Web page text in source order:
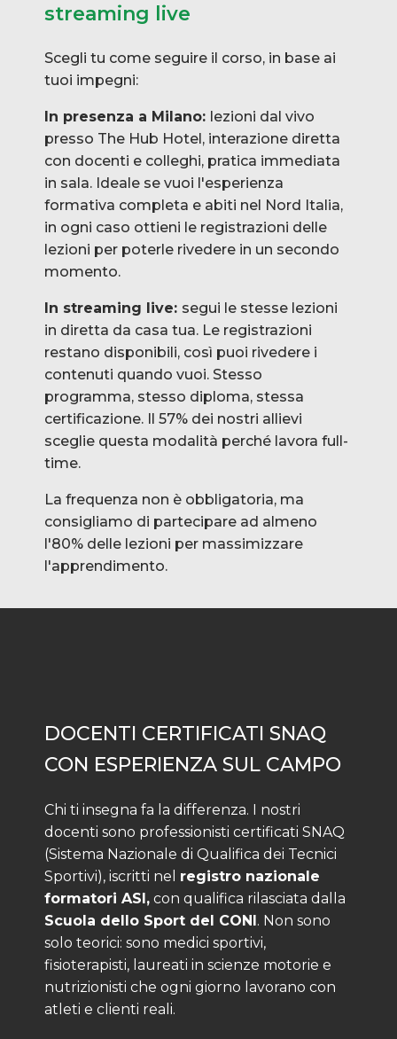
streaming live
Scegli tu come seguire il corso, in base ai
tuoi impegni:
In presenza a Milano: lezioni dal vivo
presso The Hub Hotel, interazione diretta
con docenti e colleghi, pratica immediata
in sala. Ideale se vuoi l'esperienza
formativa completa e abiti nel Nord Italia,
in ogni caso ottieni le registrazioni delle
lezioni per poterle rivedere in un secondo
momento.
In streaming live: segui le stesse lezioni
in diretta da casa tua. Le registrazioni
restano disponibili, così puoi rivedere i
contenuti quando vuoi. Stesso
programma, stesso diploma, stessa
certificazione. Il 57% dei nostri allievi
sceglie questa modalità perché lavora full-
time.
La frequenza non è obbligatoria, ma
consigliamo di partecipare ad almeno
l'80% delle lezioni per massimizzare
l'apprendimento.
DOCENTI CERTIFICATI SNAQ
CON ESPERIENZA SUL CAMPO
Chi ti insegna fa la differenza. I nostri
docenti sono professionisti certificati SNAQ
(Sistema Nazionale di Qualifica dei Tecnici
Sportivi), iscritti nel registro nazionale
formatori ASI, con qualifica rilasciata dalla
Scuola dello Sport del CONI. Non sono
solo teorici: sono medici sportivi,
fisioterapisti, laureati in scienze motorie e
nutrizionisti che ogni giorno lavorano con
atleti e clienti reali.